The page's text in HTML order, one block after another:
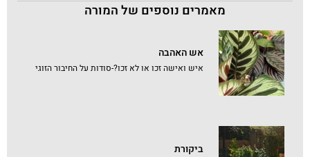
מאמרים נוספים של המורה
אש האהבה
איש ואישה זכו או לא זכו?-סודות על החיבור הזוגי
ביקורת